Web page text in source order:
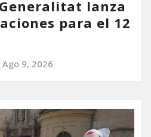
lanza
para el 12
Ago 9, 2026